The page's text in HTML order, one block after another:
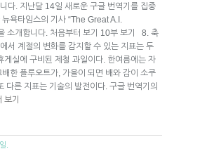
다. 지난달 14일 새로운 구글 번역기를 집중
욕타임스의 기사 “The Great A.I.
소개합니다. 처음부터 보기 10부 보기 8. 축
서 계절의 변화를 감지할 수 있는 지표는 두
게실에 구비된 제철 과일이다. 한여름에는 자
한 플루오트가, 가을이 되면 배와 감이 소쿠
다른 지표는 기술의 발전이다. 구글 번역기의
보기
.